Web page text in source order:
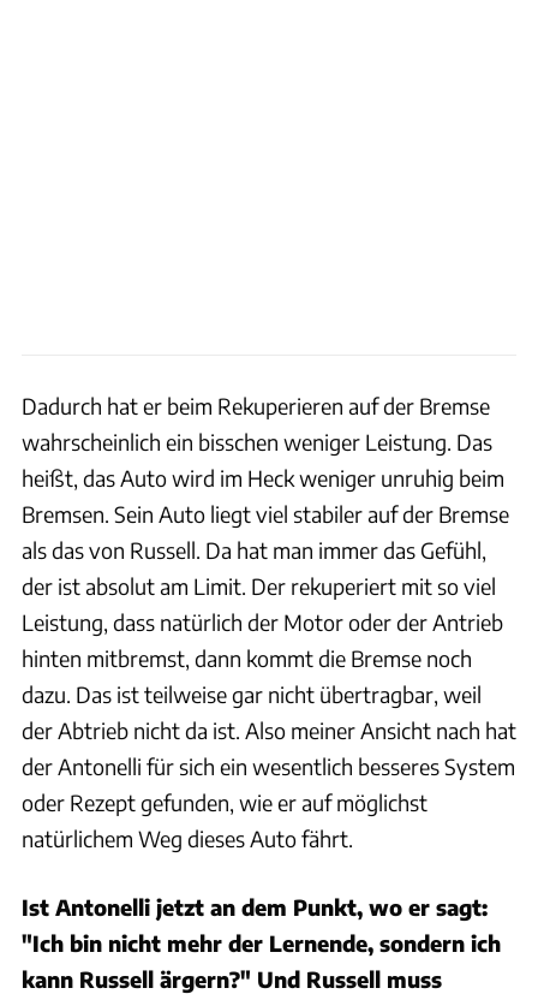
Dadurch hat er beim Rekuperieren auf der Bremse
wahrscheinlich ein bisschen weniger Leistung. Das
heißt, das Auto wird im Heck weniger unruhig beim
Bremsen. Sein Auto liegt viel stabiler auf der Bremse
als das von Russell. Da hat man immer das Gefühl,
der ist absolut am Limit. Der rekuperiert mit so viel
Leistung, dass natürlich der Motor oder der Antrieb
hinten mitbremst, dann kommt die Bremse noch
dazu. Das ist teilweise gar nicht übertragbar, weil
der Abtrieb nicht da ist. Also meiner Ansicht nach hat
der Antonelli für sich ein wesentlich besseres System
oder Rezept gefunden, wie er auf möglichst
natürlichem Weg dieses Auto fährt.
Ist Antonelli jetzt an dem Punkt, wo er sagt:
"Ich bin nicht mehr der Lernende, sondern ich
kann Russell ärgern?" Und Russell muss